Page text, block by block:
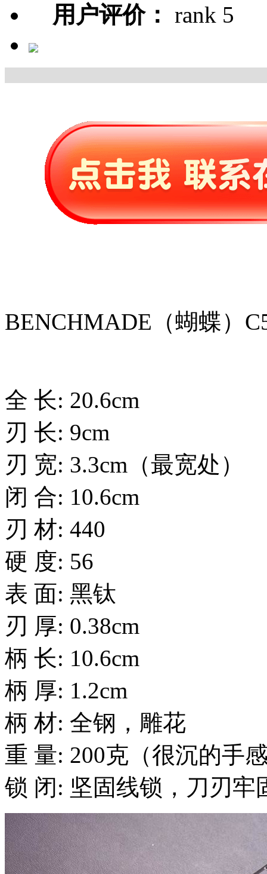
用户评价：
BENCHMADE（蝴蝶）
全 长: 20.6cm
刃 长: 9cm
刃 宽: 3.3cm（最宽处）
闭 合: 10.6cm
刃 材: 440
硬 度: 56
表 面: 黑钛
刃 厚: 0.38cm
柄 长: 10.6cm
柄 厚: 1.2cm
柄 材: 全钢，雕花
重 量: 200克（很沉的手
锁 闭: 坚固线锁，刀刃牢